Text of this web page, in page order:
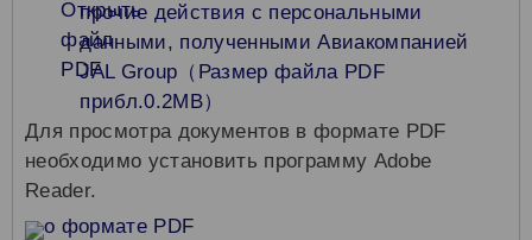
прочие действия с персональными
данными, полученными Авиакомпанией
JAL Group（Размер файла PDF
прибл.0.2MB）
Для просмотра документов в формате PDF
необходимо установить программу Adobe
Reader.
о формате PDF